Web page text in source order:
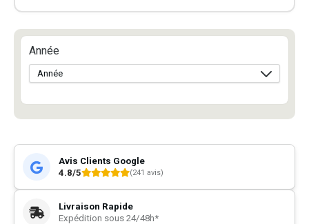
Année
Avis Clients Google
4.8/5
(241 avis)
Livraison Rapide
Expédition sous 24/48h*